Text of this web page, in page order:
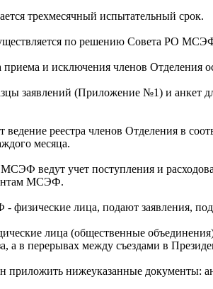
трехмесячный испытательный срок.
по решению Совета РО
приема и исключения членов
заявлений (Приложение №1) и анкет
реестра членов Отделения в
месяца.
ведут учет поступления и
МСЭФ.
лица, подают заявления,
лица (общественные
а в перерывах между съездами в
приложить нижеуказанные документы: